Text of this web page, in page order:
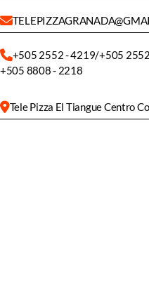
+505 2552 - 4219/+505
+505 8808 - 2218
Tele Pizza El Tiangue Centro